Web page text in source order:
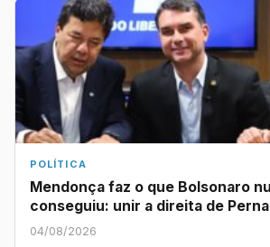
POLÍTICA
Mendonça faz o que Bolsonaro
conseguiu: unir a direita de
04/08/2026